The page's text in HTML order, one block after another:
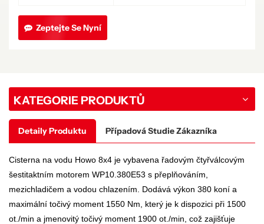
Zeptejte Se Nyní
KATEGORIE PRODUKTŮ
Detaily Produktu Případová Studie Zákazníka
Cisterna na vodu Howo 8x4 je vybavena řadovým čtyřválcovým
šestitaktním motorem WP10.380E53 s přeplňováním,
mezichladičem a vodou chlazením. Dodává výkon 380 koní a
maximální točivý moment 1550 Nm, který je k dispozici při 1500
ot./min a jmenovitý točivý moment 1900 ot./min, což zajišťuje